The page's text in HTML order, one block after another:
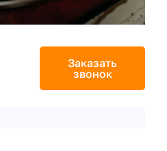
Заказать
звонок